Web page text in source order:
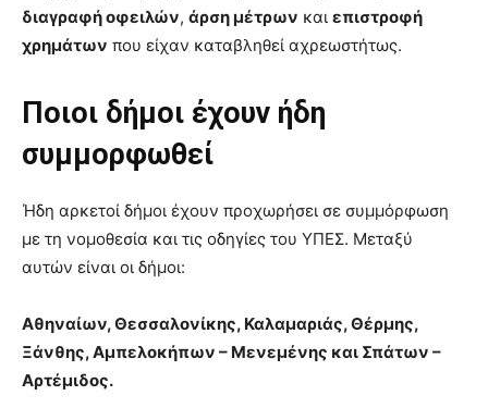
διαγραφή οφειλών, άρση μέτρων και επιστροφή
χρημάτων που είχαν καταβληθεί αχρεωστήτως.
Ποιοι δήμοι έχουν ήδη
συμμορφωθεί
Ήδη αρκετοί δήμοι έχουν προχωρήσει σε συμμόρφωση
με τη νομοθεσία και τις οδηγίες του ΥΠΕΣ. Μεταξύ
αυτών είναι οι δήμοι:
Αθηναίων, Θεσσαλονίκης, Καλαμαριάς, Θέρμης,
Ξάνθης, Αμπελοκήπων – Μενεμένης και Σπάτων –
Αρτέμιδος.